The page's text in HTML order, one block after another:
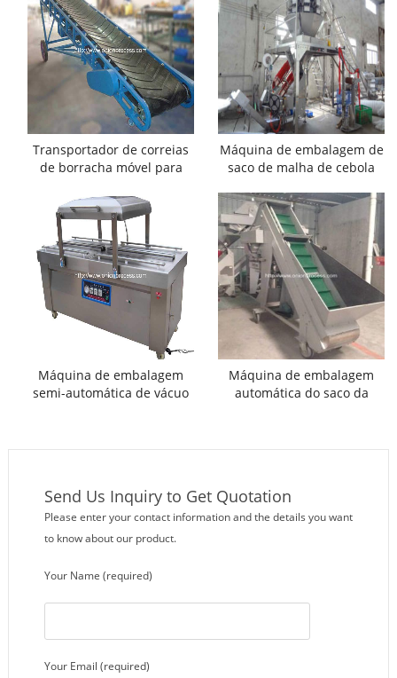
Transportador de correias
de borracha móvel para
Máquina de embalagem de
saco de malha de cebola
supermercado
Máquina de embalagem
semi-automática de vácuo
Máquina de embalagem
automática do saco da
Send Us Inquiry to Get Quotation
Please enter your contact information and the details you want
to know about our product.
Your Name (required)
Your Email (required)